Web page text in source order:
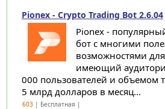
Pionex - Crypto Trading Bot 2.6.04
Pionex -
бот с многими
возможностями
имеющий
000 пользователей и объемом
5 млрд долларов в месяц...
603| Бесплатная |